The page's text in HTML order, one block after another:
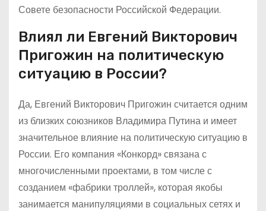
Совете безопасности Российской Федерации.
Влиял ли Евгений Викторович
Пригожин на политическую
ситуацию в России?
Да, Евгений Викторович Пригожин считается одним
из близких союзников Владимира Путина и имеет
значительное влияние на политическую ситуацию в
России. Его компания «Конкорд» связана с
многочисленными проектами, в том числе с
созданием «фабрики троллей», которая якобы
занимается манипуляциями в социальных сетях и